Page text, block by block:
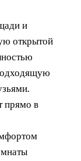
и
открытой
прямо в